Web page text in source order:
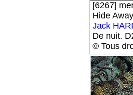
[6267]
Hide
Jack
De nuit.
© Tous